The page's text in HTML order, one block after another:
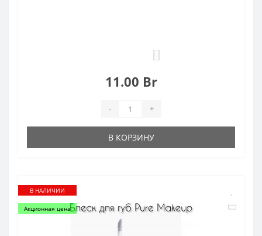
11.00 Br
- +
В КОРЗИНУ
В НАЛИЧИИ
Акционная цена